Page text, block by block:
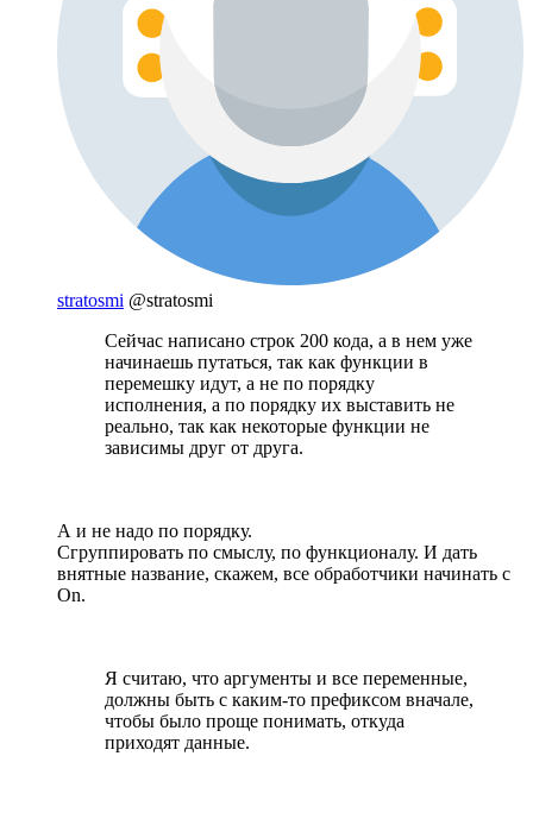
stratosmi @stratosmi
Сейчас написано строк 200 кода, а в нем уже
начинаешь путаться, так как функции в
перемешку идут, а не по порядку
исполнения, а по порядку их выставить не
реально, так как некоторые функции не
зависимы друг от друга.
А и не надо по порядку.
Сгруппировать по смыслу, по функционалу. И дать
внятные название, скажем, все обработчики начинать с
On.
Я считаю, что аргументы и все переменные,
должны быть с каким-то префиксом вначале,
чтобы было проще понимать, откуда
приходят данные.